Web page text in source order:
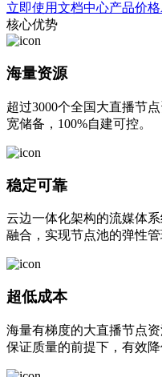
立即使用文档中心产品价格
核心优势
海量资源
超过3000个全国大直播节
宽储备，100%自建可控。
稳定可靠
云边一体化架构的流媒体
融合，实现节点池的弹性管
超低成本
海量有梯度的大直播节点
保证质量的前提下，有效降